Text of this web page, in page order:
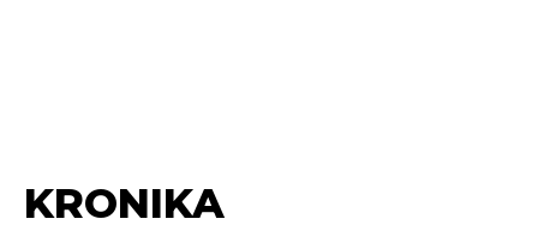
KRONIKA